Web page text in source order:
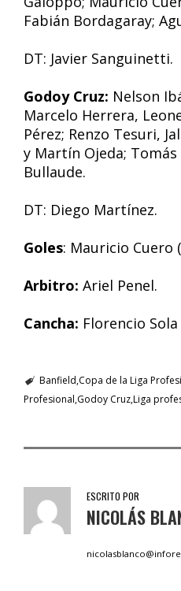
Fabián Bordagaray;
DT: Javier Sanguinetti.
Godoy Cruz: Nelson
Marcelo Herrera,
Pérez; Renzo Tesuri,
y Martín Ojeda;
Bullaude.
DT: Diego Martínez.
Goles: Mauricio Cuero
Arbitro: Ariel Penel.
Cancha: Florencio Sola
Banfield Copa de la Liga
Profesional Godoy CruzLiga
ESCRITO POR
NICOLÁS